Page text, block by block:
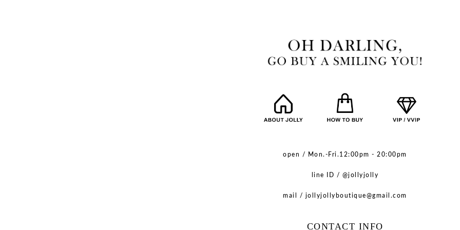
open / Mon.-Fri.12:00pm - 20:00pm
line ID / @jollyjolly
mail / jollyjollyboutique@gmail.com
CONTACT INFO